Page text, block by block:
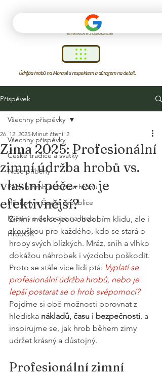
Údržba hrobů na Moravě s respektem a důrazem na detail.
Příspěvek
Všechny příspěvky
České tradice a svátky
Naše příběhy
Péče o hrob a údržba hrobu
Hřbitovy v České republice
Květiny a dekorace na hrob
HrobOK
Všechny příspěvky
Zima 2025: Profesionální
zimní údržba hrobů vs.
vlastní péče- co je
efektivnější?
26. 12. 2025 Minut čtení: 2
Zimní měsíce jsou obdobím klidu, ale i
zkouškou pro každého, kdo se stará o
hroby svých blízkých. Mráz, sníh a vlhko
dokážou náhrobek i výzdobu poškodit.
Proto se stále více lidí ptá: Vyplatí se
profesionální údržba hrobů, nebo je
lepší postarat se o hrob svépomocí?
Pojďme si obě možnosti porovnat z
hlediska nákladů, času i bezpečnosti, a
inspirujme se, jak hrob během zimy
udržet krásný a důstojný.
Profesionální zimní